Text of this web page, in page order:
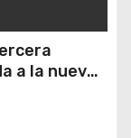
a la nueva
alturas